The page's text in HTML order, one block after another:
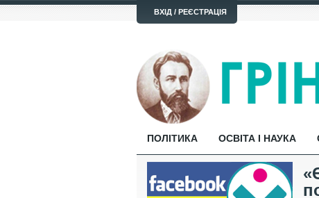
ВХІД / РЕЄСТРАЦІЯ
ПОЛІТИКА ОСВІТА І НАУКА